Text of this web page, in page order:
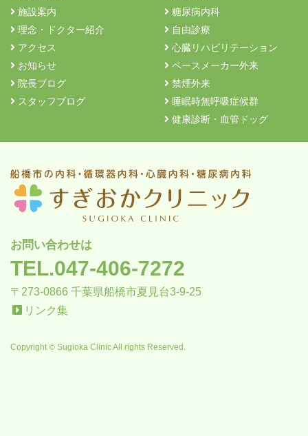
施設案内
理念・ドクター紹介
アクセス
お知らせ
院長ブログ
スタッフブログ
糖尿病内科
自由診療
心臓リハビリテーション
ペースメーカー外来
禁煙外来
睡眠時無呼吸症候群
健康診断・血管ドッグ
お問い合わせは
TEL.047-406-7272
〒273-0866 千葉県船橋市夏見台3-9-25
リンク集
Copyright © Sugioka Clinic All rights Reserved.